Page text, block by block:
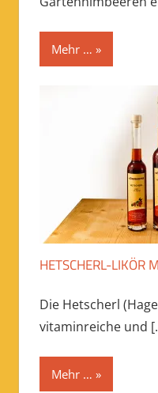
Mehr …
HETSCHERL-LIKÖR
Die Hetscherl
vitaminreiche und
Mehr …